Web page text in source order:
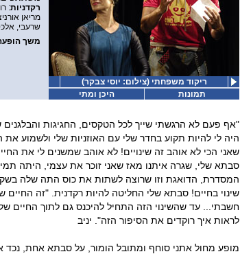
רקדניות:
מריאן
שרעבי,
משך
ריקוד משפחתי (צילום: יוסי צבקר)
תמונות
היכן ומתי
"אף פעם לא הרגשתי שייך לכל הטקסים, החגיגות
היה לי להיות תקוע בחדר שלי עם האוזניות שלי ולשמוע
שאני הכי לא אוהב זה שינויים! לא אוהב שמשנים לי את
סבתא שלי, שגרה איתנו מאז שאני זוכר את עצמי, היתה
המסדרת, הדואגת וזו שרוצה לשתות את כוס התה שלה
שינוי בחיים! סבתא שלי החליטה להיות רקדנית. "זה
חשבתי... עד שהשינוי הזה התחיל להיכנס גם לתוך החיים
לראות איך רוקדים את הסיפור הזה". יניב
מופע מחול אתני סוחף ומתובל הומור, על סבתא אחת, נכד